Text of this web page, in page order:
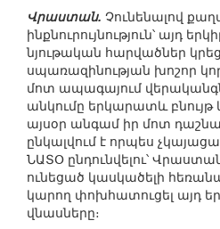
Վրաստան. Չունենալով
ինքնուրույնություն՝ այդ
նյութական հարվածներ
սպառազինության խոշոր
մոտ ապագայում
անկումը երկարատև
այսօր անգամ իր մոտ
ընկալվում է որպես
ՆԱՏՕ ընդունվելու՝
ունեցած կասկածելի
կարող փոխհատուցել այդ
վնասները։